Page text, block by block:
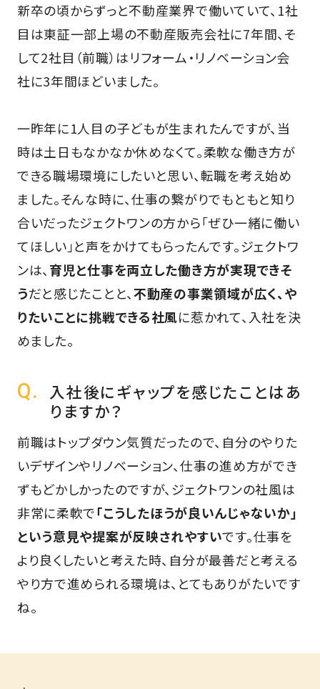
新卒の頃からずっと不動産業界で働いていて、1社
目は東証一部上場の不動産販売会社に7年間、そ
して2社目（前職）はリフォーム・リノベーション会
社に3年間ほどいました。
一昨年に1人目の子どもが生まれたんですが、当
時は土日もなかなか休めなくて。柔軟な働き方が
できる職場環境にしたいと思い、転職を考え始め
ました。そんな時に、仕事の繋がりでもともと知り
合いだったジェクトワンの方から「ぜひ一緒に働い
てほしい」と声をかけてもらったんです。ジェクトワ
ンは、育児と仕事を両立した働き方が実現できそ
うだと感じたことと、不動産の事業領域が広く、や
りたいことに挑戦できる社風に惹かれて、入社を決
めました。
入社後にギャップを感じたことはあ
りますか？
前職はトップダウン気質だったので、自分のやりた
いデザインやリノベーション、仕事の進め方ができ
ずもどかしかったのですが、ジェクトワンの社風は
非常に柔軟で「こうしたほうが良いんじゃないか」
という意見や提案が反映されやすいです。仕事を
より良くしたいと考えた時、自分が最善だと考える
やり方で進められる環境は、とてもありがたいです
ね。